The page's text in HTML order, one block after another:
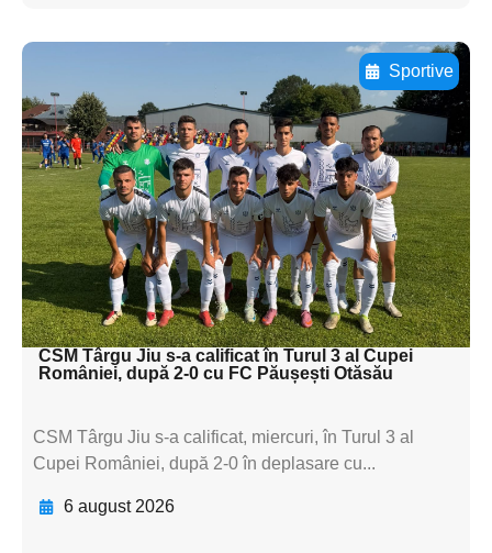
Sportive
Adaugă aici textul pentru
subtitluAdaugă aici
textul pentru
subtitluAdaugă aici
textul pentru
subtitluAdaugă aici
textul pentru subti
CSM Târgu Jiu s-a calificat în Turul 3 al Cupei
României, după 2-0 cu FC Păușești Otăsău
CSM Târgu Jiu s-a calificat, miercuri, în Turul 3 al
Cupei României, după 2-0 în deplasare cu...
6 august 2026